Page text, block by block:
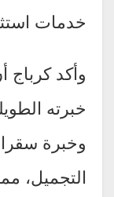
خدمات
وأكد كرباج
خبرته
وخبرة
التجميل،